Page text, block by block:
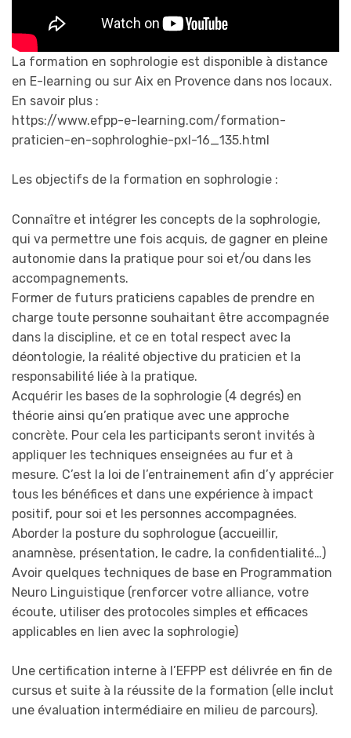
La formation en sophrologie est disponible à distance
en E-learning ou sur Aix en Provence dans nos locaux.
En savoir plus :
https://www.efpp-e-learning.com/formation-
praticien-en-sophrologhie-pxl-16_135.html
Les objectifs de la formation en sophrologie :
Connaître et intégrer les concepts de la sophrologie,
qui va permettre une fois acquis, de gagner en pleine
autonomie dans la pratique pour soi et/ou dans les
accompagnements.
Former de futurs praticiens capables de prendre en
charge toute personne souhaitant être accompagnée
dans la discipline, et ce en total respect avec la
déontologie, la réalité objective du praticien et la
responsabilité liée à la pratique.
Acquérir les bases de la sophrologie (4 degrés) en
théorie ainsi qu’en pratique avec une approche
concrète. Pour cela les participants seront invités à
appliquer les techniques enseignées au fur et à
mesure. C’est la loi de l’entrainement afin d’y apprécier
tous les bénéfices et dans une expérience à impact
positif, pour soi et les personnes accompagnées.
Aborder la posture du sophrologue (accueillir,
anamnèse, présentation, le cadre, la confidentialité…)
Avoir quelques techniques de base en Programmation
Neuro Linguistique (renforcer votre alliance, votre
écoute, utiliser des protocoles simples et efficaces
applicables en lien avec la sophrologie)
Une certification interne à l’EFPP est délivrée en fin de
cursus et suite à la réussite de la formation (elle inclut
une évaluation intermédiaire en milieu de parcours).